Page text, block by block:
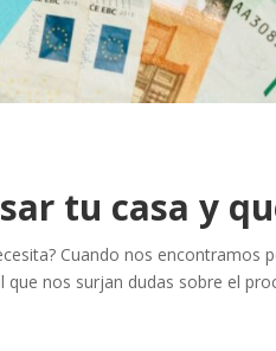
tu casa y
Cuando nos encontramos
nos surjan dudas sobre el